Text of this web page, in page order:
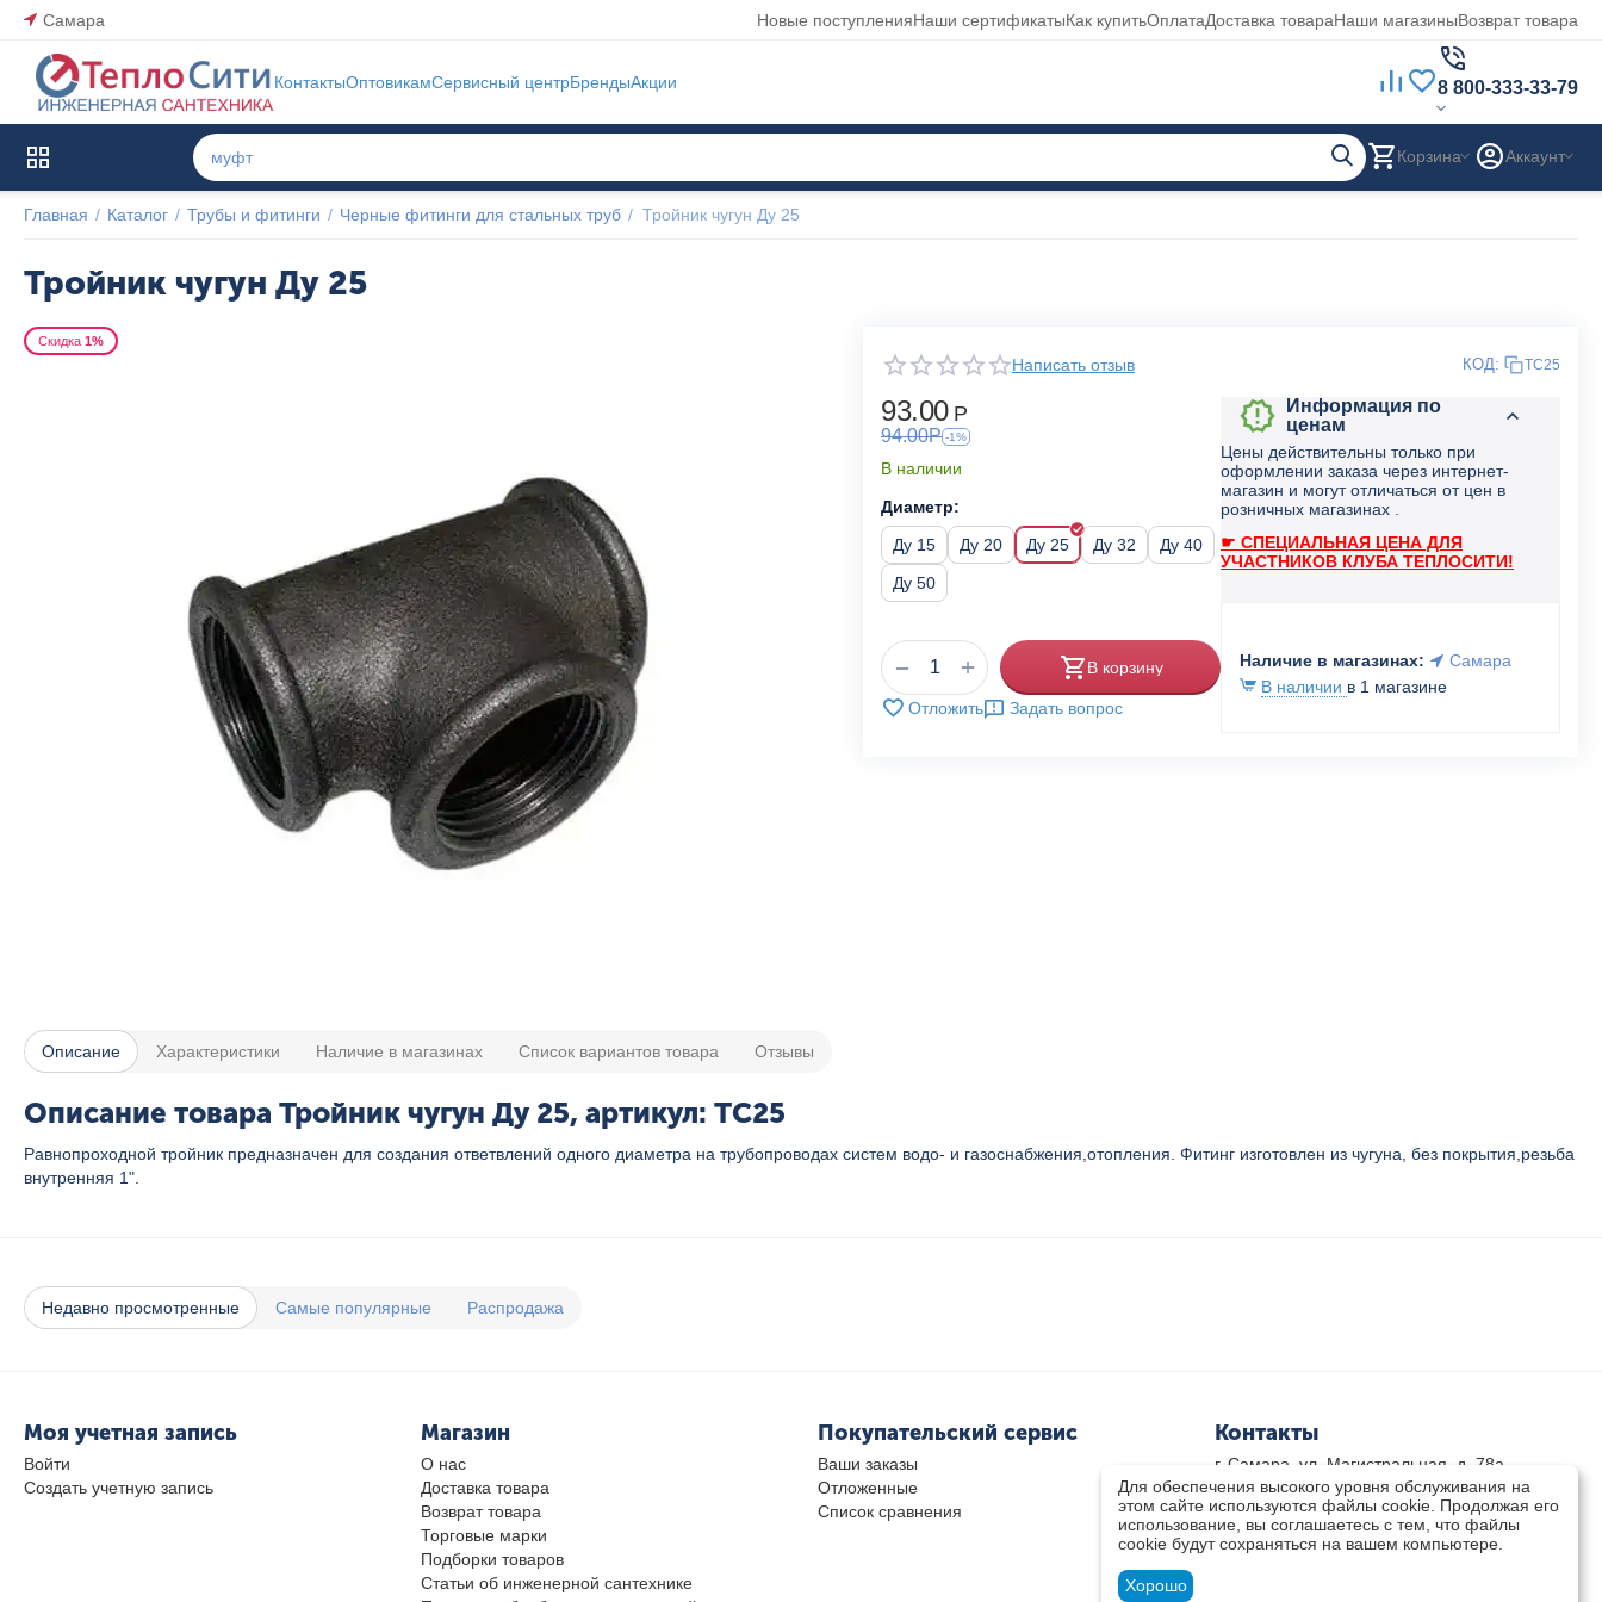
Самара Новые поступленияНаши сертификатыКак купитьОплатаДоставка товараНаши магазиныВозврат товара
КонтактыОптовикамСервисный центрБрендыАкции 8 800-333-33-79
Корзина Аккаунт
Главная / Каталог / Трубы и фитинги / Черные фитинги для стальных труб / Тройник чугун Ду 25
Тройник чугун Ду 25
Скидка 1%
Написать отзыв КОД: TC25
93.00 Р
94.00Р -1%
В наличии
Диаметр:
Ду 15
Ду 20 Ду 25 Ду 32
Ду 40
Ду 50
+
− В корзину
Отложить Задать вопрос
Информация по
ценам
Цены действительны только при
оформлении заказа через интернет-
магазин и могут отличаться от цен в
розничных магазинах .
☛ СПЕЦИАЛЬНАЯ ЦЕНА ДЛЯ
УЧАСТНИКОВ КЛУБА ТЕПЛОСИТИ!
Наличие в магазинах:
Самара
В наличии в 1 магазине
Описание Характеристики Наличие в магазинах Список вариантов товара Отзывы
Описание товара Тройник чугун Ду 25, артикул: TC25
Равнопроходной тройник предназначен для создания ответвлений одного диаметра на трубопроводах систем водо- и газоснабжения,отопления. Фитинг изготовлен из чугуна, без покрытия,резьба
внутренняя 1".
Недавно просмотренные Самые популярные Распродажа
Моя учетная запись
Войти
Создать учетную запись
Магазин
О нас
Доставка товара
Возврат товара
Торговые марки
Подборки товаров
Статьи об инженерной сантехнике
Покупательский сервис
Ваши заказы
Отложенные
Список сравнения
Контакты
г. Самара, ул. Магистральная, д. 78а
8 800-333-33-79(звонок бесплатный)
8(846)-211-03-15
Пн-Пт 8.30 - 17.30 Сб 9.00 - 16.00
zakaz@teplocity.com
Для обеспечения высокого уровня обслуживания на
этом сайте используются файлы cookie. Продолжая его
использование, вы соглашаетесь с тем, что файлы
cookie будут сохраняться на вашем компьютере.
Хорошо